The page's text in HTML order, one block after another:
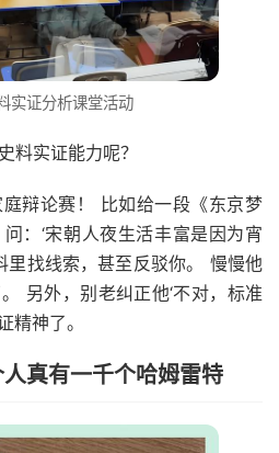
实证分析课堂活动
料实证能力呢？
辩论赛！ 比如给一段《东京梦
：‘宋朝人夜生活丰富是因为宵
里找线索，甚至反驳你。 慢慢他
另外，别老纠正他‘不对，标准
神了。
真有一千个哈姆雷特